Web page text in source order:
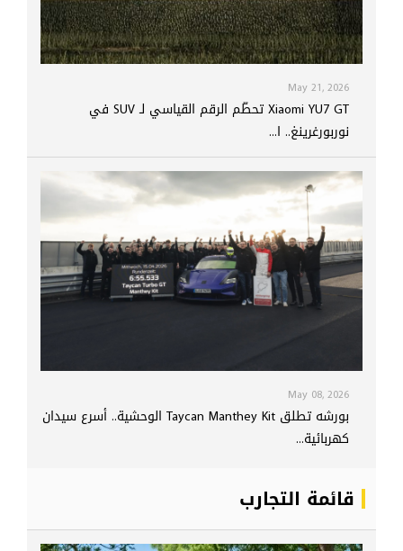
May 21, 2026
Xiaomi YU7 GT تحطّم الرقم القياسي لـ SUV في
نوربورغرينغ.. ا...
May 08, 2026
بورشه تطلق Taycan Manthey Kit الوحشية.. أسرع سيدان
كهربائية...
قائمة التجارب